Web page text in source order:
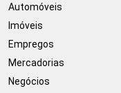
Automóveis
Imóveis
Empregos
Mercadorias
Negócios